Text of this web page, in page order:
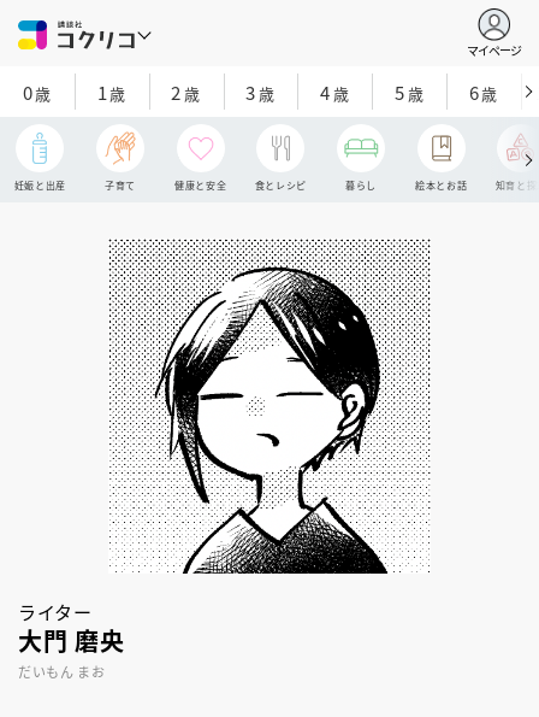
マイページ
0歳 1歳 2 歳 3歳 4歳 5歳 6歳
妊娠と出産 子育て 健康と安全 食とレシピ 暮らし 絵本とお話 知育と探
ライター
大門 磨央
だいもん まお